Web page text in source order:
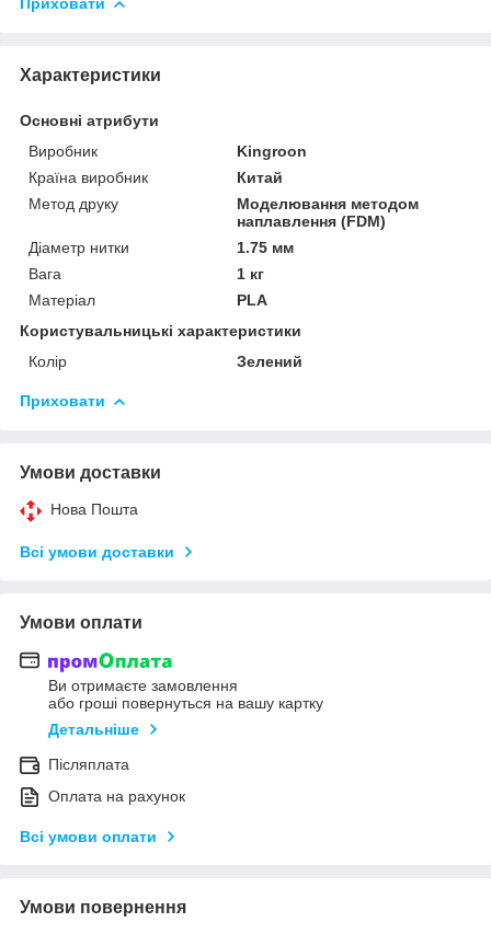
Характеристики
Основні атрибути
Виробник
Kingroon
Країна виробник
Китай
Метод друку
Моделювання методом
наплавлення (FDM)
Діаметр нитки
1.75 мм
Вага
1 кг
Матеріал
PLA
Користувальницькі характеристики
Колір
Зелений
Приховати
Умови доставки
Нова Пошта
Всі умови доставки
Умови оплати
Ви отримаєте замовлення
або гроші повернуться на вашу картку
Детальніше
Післяплата
Оплата на рахунок
Всі умови оплати
Умови повернення